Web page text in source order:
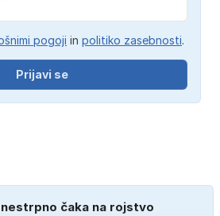
pogoji in politiko zasebnosti.
Prijavi se
čaka na rojstvo